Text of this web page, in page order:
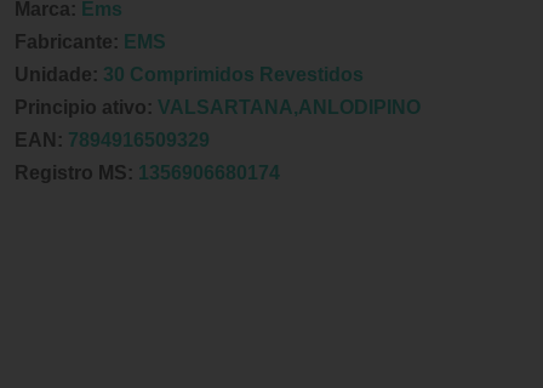
Marca: Ems
Fabricante: EMS
Unidade: 30 Comprimidos Revestidos
Principio ativo: VALSARTANA,ANLODIPINO
EAN: 7894916509329
Registro MS: 1356906680174